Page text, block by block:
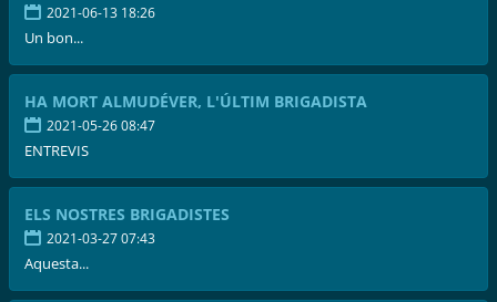
2021-06-13 18:26
Un bon...
HA MORT ALMUDÉVER, L'ÚLTIM BRIGADISTA
2021-05-26 08:47
ENTREVIS
ELS NOSTRES BRIGADISTES
2021-03-27 07:43
Aquesta...